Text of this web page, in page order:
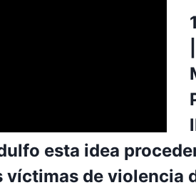
esta idea
víctimas de violencia